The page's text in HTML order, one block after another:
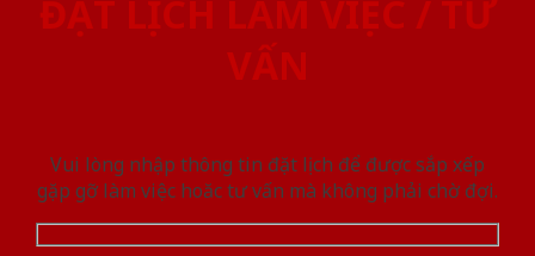
ĐẶT LỊCH LÀM VIỆC / TƯ
VẤN
Vui lòng nhập thông tin đặt lịch để được sắp xếp
gặp gỡ làm việc hoăc tư vấn mà không phải chờ đợi.